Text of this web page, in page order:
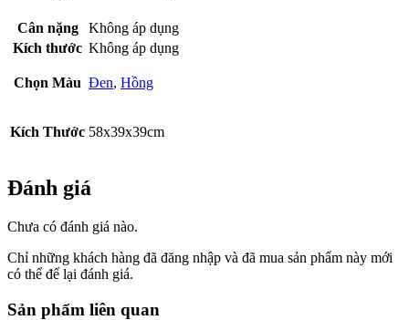
Cân nặng
Không áp dụng
Kích thước Không áp dụng
Chọn Màu Đen, Hồng
Kích Thước 58x39x39cm
Đánh giá
Chưa có đánh giá nào.
Chỉ những khách hàng đã đăng nhập và đã mua sản phẩm này mới
có thể để lại đánh giá.
Sản phẩm liên quan